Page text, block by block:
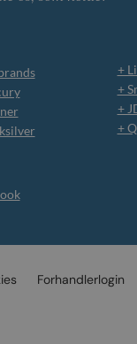
+
+
+
+
Forhandlerlogin